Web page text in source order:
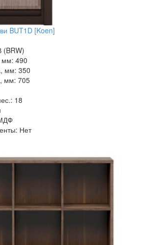
BUT1D [Koen]
(BRW)
мм: 490
мм: 350
мм: 705
18
Нет